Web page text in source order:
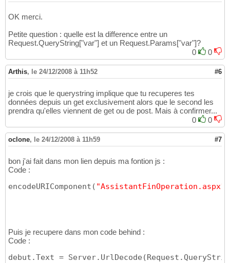
OK merci.
Petite question : quelle est la difference entre un
Request.QueryString["var"] et un Request.Params["var"]?
0
0
Arthis, le 24/12/2008 à 11h52 #6
je crois que le querystring implique que tu recuperes tes
données depuis un get exclusivement alors que le second les
prendra qu'elles viennent de get ou de post. Mais à confirmer...
0
0
oclone, le 24/12/2008 à 11h59 #7
bon j'ai fait dans mon lien depuis ma fontion js :
Code :
encodeURIComponent (
Puis je recupere dans mon code behind :
Code :
debut.Text = Server.UrlDecode (